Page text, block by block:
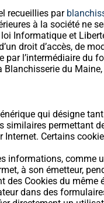
recueillies par
à la société ne
Informatique et
droit d’accès, de
par l’intermédiaire
du
qui désigne
similaires permettant
Internet. Certains
informations, comme
à son émetteur,
des Cookies du
dans des